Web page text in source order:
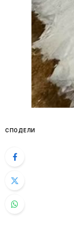
СПОДЕЛИ